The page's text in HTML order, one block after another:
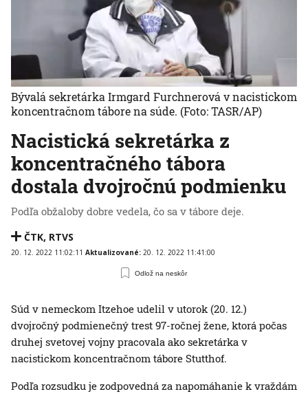
Nacistická sekretárka z
koncentračného tábora
dostala dvojročnú podmienku
Podľa obžaloby dobre vedela, čo sa v tábore deje.
ČTK, RTVS
20. 12. 2022 11:02:11 Aktualizované: 20. 12. 2022 11:41:00
Odlož na neskôr
Bývalá sekretárka Irmgard Furchnerová v nacistickom
koncentračnom tábore na súde. (Foto: TASR/AP)
Súd v nemeckom Itzehoe udelil v utorok (20. 12.)
dvojročný podmienečný trest 97-ročnej žene, ktorá počas
druhej svetovej vojny pracovala ako sekretárka v
nacistickom koncentračnom tábore Stutthof.
Podľa rozsudku je zodpovedná za napomáhanie k vraždám